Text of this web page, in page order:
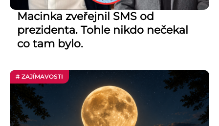
Macinka zveřejnil SMS od
prezidenta. Tohle nikdo nečekal
co tam bylo.
# ZAJÍMAVOSTI